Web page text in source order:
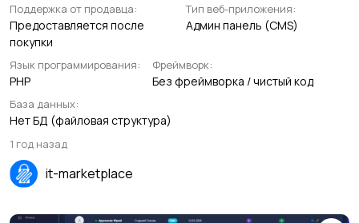
Поддержка от продавца:
Предоставляется после
покупки
Тип веб-приложения:
Админ панель (CMS)
Язык программирования:
PHP
Фреймворк:
Без фреймворка / чистый код
База данных:
Нет БД (файловая структура)
1 год назад
it-marketplace